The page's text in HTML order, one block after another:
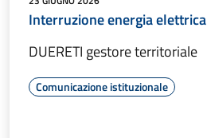
Interruzione energia elettrica
DUERETI gestore territoriale
Comunicazione istituzionale